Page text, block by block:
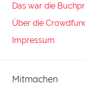
Das war die
Über die
Impressum
Mitmachen